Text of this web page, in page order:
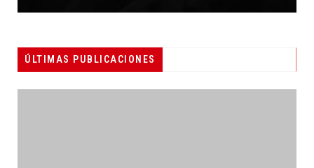
ÚLTIMAS PUBLICACIONES